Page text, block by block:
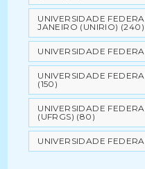
UNIVERSIDADE
JANEIRO (UNIRIO) (240)
UNIVERSIDADE
UNIVERSIDADE
(150)
UNIVERSIDADE
(UFRGS) (80)
UNIVERSIDADE